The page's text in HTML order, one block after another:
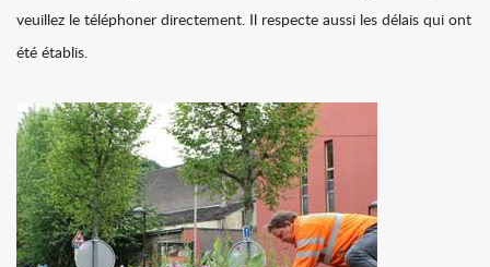
veuillez le téléphoner directement. Il respecte aussi les délais qui ont
été établis.